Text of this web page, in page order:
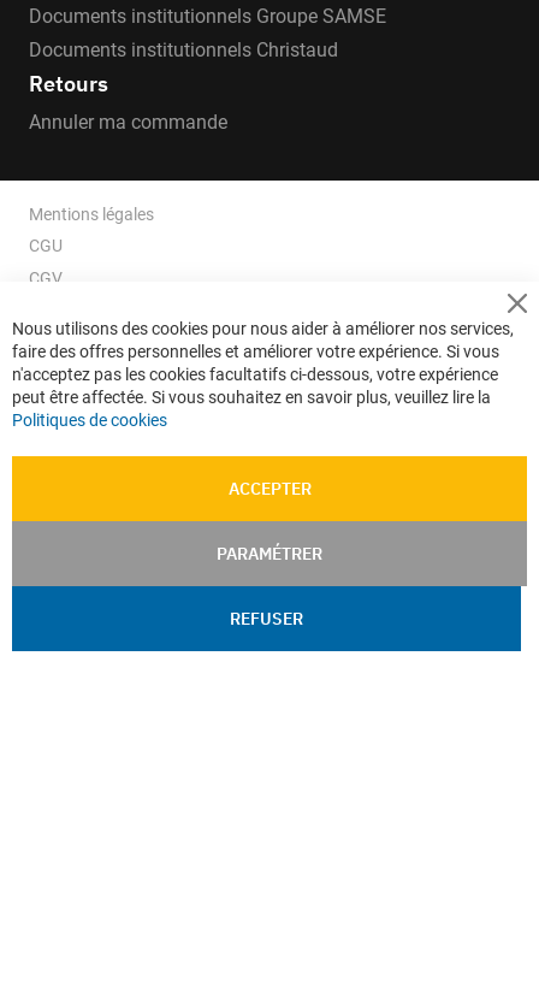
Documents institutionnels Groupe SAMSE
Documents institutionnels Christaud
Retours
Annuler ma commande
Mentions légales
CGU
CGV
Données personnelles
Confidentialité
Plan du site
Nous utilisons des cookies pour nous aider à améliorer nos services,
faire des offres personnelles et améliorer votre expérience. Si vous
n'acceptez pas les cookies facultatifs ci-dessous, votre expérience
peut être affectée. Si vous souhaitez en savoir plus, veuillez lire la
Politiques de cookies
ACCEPTER
PARAMÉTRER
REFUSER